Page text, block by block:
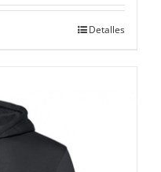
Detalles